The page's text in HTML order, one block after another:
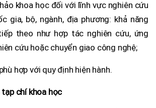
khoa học đối với lĩnh vực nghiên cứu
gia, bộ, ngành, địa phương: khả năng
theo như hợp tác nghiên cứu, ứng
cứu hoặc chuyển giao công nghệ;
hợp với quy định hiện hành.
chí khoa học